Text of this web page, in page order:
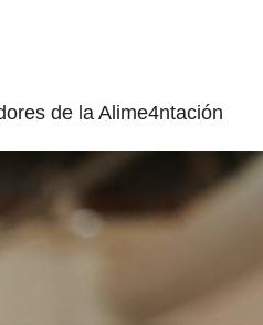
de la Alime4ntación